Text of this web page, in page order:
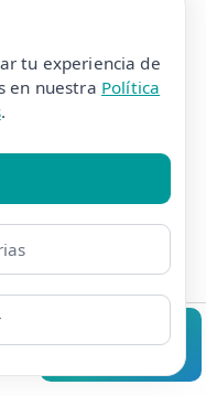
profundo.
tu experiencia de
en nuestra Política
.